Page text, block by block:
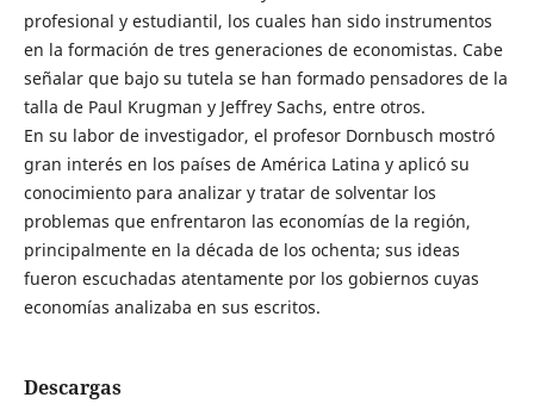
profesional y estudiantil, los cuales han sido instrumentos
en la formación de tres generaciones de economistas. Cabe
señalar que bajo su tutela se han formado pensadores de la
talla de Paul Krugman y Jeffrey Sachs, entre otros.
En su labor de investigador, el profesor Dornbusch mostró
gran interés en los países de América Latina y aplicó su
conocimiento para analizar y tratar de solventar los
problemas que enfrentaron las economías de la región,
principalmente en la década de los ochenta; sus ideas
fueron escuchadas atentamente por los gobiernos cuyas
economías analizaba en sus escritos.
Descargas